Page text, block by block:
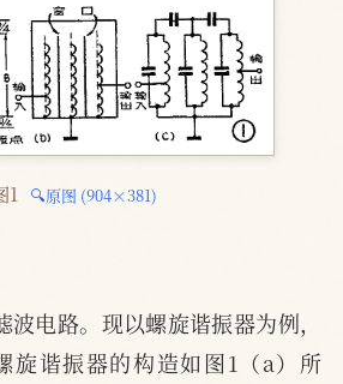
1 🔍原图 (904×381)
电路。现以螺旋谐振器为例，
旋谐振器的构造如图1（a）所